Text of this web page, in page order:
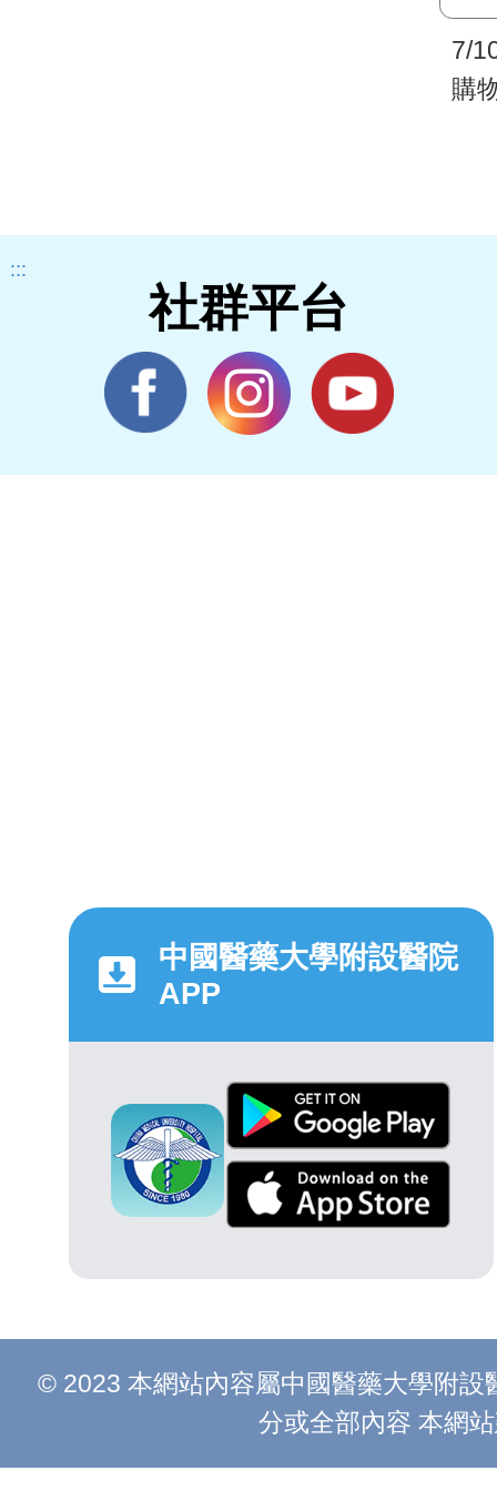
7/
購
:::
社群平台
中國醫藥大學附設醫院
APP
© 2023 本網站內容屬中國醫藥大學附
分或全部內容 本網